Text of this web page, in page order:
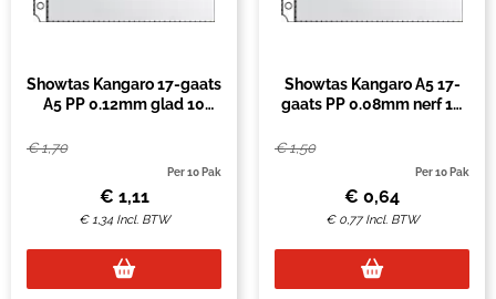
Showtas Kangaro 17-gaats
A5 PP 0.12mm glad 10
€1,70
Per 10 Pak
€ 1,11
€1,34 Incl. BTW
Showtas Kangaro A5 17-
gaats PP 0.08mm nerf 10
€1,50
Per 10 Pak
€ 0,64
€ 0,77 Incl. BTW